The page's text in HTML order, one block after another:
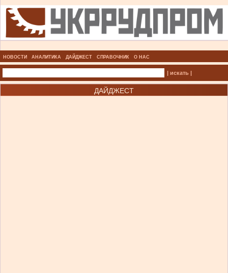
НОВОСТИ АНАЛИТИКА ДАЙДЖЕСТ СПРАВОЧНИК О НАС
| искать |
ДАЙДЖЕСТ